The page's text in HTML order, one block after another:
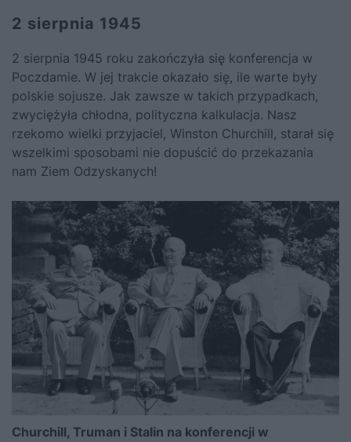
2 sierpnia 1945
2 sierpnia 1945 roku zakończyła się konferencja w
Poczdamie. W jej trakcie okazało się, ile warte były
polskie sojusze. Jak zawsze w takich przypadkach,
zwyciężyła chłodna, polityczna kalkulacja. Nasz
rzekomo wielki przyjaciel, Winston Churchill, starał się
wszelkimi sposobami nie dopuścić do przekazania
nam Ziem Odzyskanych!
Churchill, Truman i Stalin na konferencji w